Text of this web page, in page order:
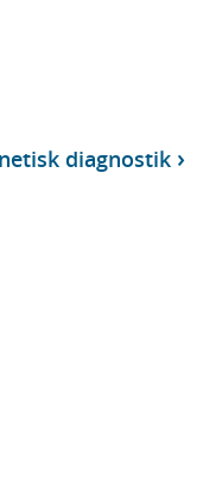
diagnostik